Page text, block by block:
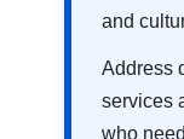
and
Address
services
who